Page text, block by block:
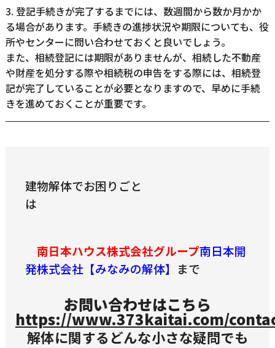
3. 登記手続きが完了するまでには、数週間から数か月かか
る場合があります。手続きの進捗状況や期限についても、役
所やセンターに問い合わせておくと良いでしょう。
また、相続登記には期限がありませんが、相続した不動産
や財産を処分する際や相続税の申告をする際には、相続登
記が完了していることが必要となりますので、早めに手続
きを進めておくことが重要です。
建物解体でお困りごと
南日本ハウス株式会社グループ南日本開
発株式会社【みなみの解体】 まで
お問い合わせはこちら
https://www.373kaitai.com/
解体に関するどんな小さな疑問でも